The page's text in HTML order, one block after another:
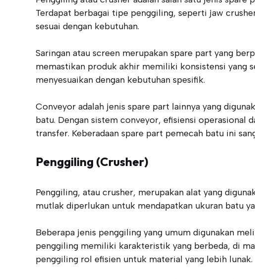
Terdapat berbagai tipe penggiling, seperti jaw
sesuai dengan kebutuhan.
Saringan atau screen merupakan spare part yang
memastikan produk akhir memiliki konsistensi yang
menyesuaikan dengan kebutuhan spesifik.
Conveyor adalah jenis spare part lainnya yang
batu. Dengan sistem conveyor, efisiensi operasional
transfer. Keberadaan spare part pemecah batu ini
Penggiling (Crusher)
Penggiling, atau crusher, merupakan alat yang
mutlak diperlukan untuk mendapatkan ukuran batu
Beberapa jenis penggiling yang umum digunakan
penggiling memiliki karakteristik yang berbeda, di
penggiling rol efisien untuk material yang lebih lunak.